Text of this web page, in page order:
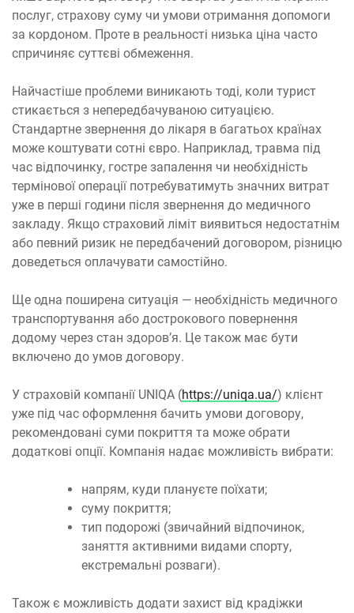
послуг, страхову суму чи умови отримання допомоги
за кордоном. Проте в реальності низька ціна часто
спричиняє суттєві обмеження.
Найчастіше проблеми виникають тоді, коли турист
стикається з непередбачуваною ситуацією.
Стандартне звернення до лікаря в багатьох країнах
може коштувати сотні євро. Наприклад, травма під
час відпочинку, гостре запалення чи необхідність
термінової операції потребуватимуть значних витрат
уже в перші години після звернення до медичного
закладу. Якщо страховий ліміт виявиться недостатнім
або певний ризик не передбачений договором, різницю
доведеться оплачувати самостійно.
Ще одна поширена ситуація — необхідність медичного
транспортування або дострокового повернення
додому через стан здоров’я. Це також має бути
включено до умов договору.
У страховій компанії UNIQA (https://uniqa.ua/) клієнт
уже під час оформлення бачить умови договору,
рекомендовані суми покриття та може обрати
додаткові опції. Компанія надає можливість вибрати:
напрям, куди плануєте поїхати;
суму покриття;
тип подорожі (звичайний відпочинок,
заняття активними видами спорту,
екстремальні розваги).
Також є можливість додати захист від крадіжки